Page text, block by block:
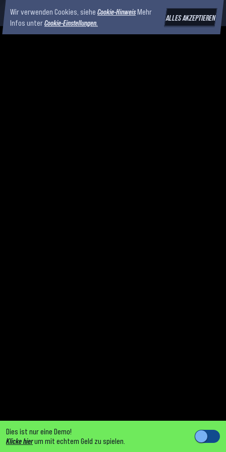
Dies ist nur eine Demo!
Klicke hierum mit echtem Geld zu spielen.
Wir verwenden Cookies, siehe Cookie-HinweisMehr
Infos unterCookie-Einstellungen.
ALLES AKZEPTIEREN